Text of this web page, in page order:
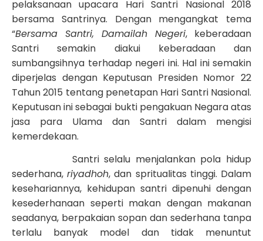
pelaksanaan upacara Hari Santri Nasional 2018
bersama Santrinya. Dengan mengangkat tema
“Bersama Santri, Damailah Negeri, keberadaan
Santri semakin diakui keberadaan dan
sumbangsihnya terhadap negeri ini. Hal ini semakin
diperjelas dengan Keputusan Presiden Nomor 22
Tahun 2015 tentang penetapan Hari Santri Nasional.
Keputusan ini sebagai bukti pengakuan Negara atas
jasa para Ulama dan Santri dalam mengisi
kemerdekaan.
Santri selalu menjalankan pola hidup
sederhana,riyadhoh, dan spritualitas tinggi. Dalam
kesehariannya, kehidupan santri dipenuhi dengan
kesederhanaan seperti makan dengan makanan
seadanya, berpakaian sopan dan sederhana tanpa
terlalu banyak model dan tidak menuntut